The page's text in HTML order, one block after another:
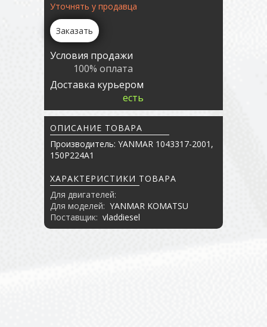
Уточнять у продавца
Заказать
Условия продажи
100% оплата
Доставка курьером
есть
ОПИСАНИЕ ТОВАРА
Производитель: YANMAR 1043317-2001,
150P224A1
ХАРАКТЕРИСТИКИ ТОВАРА
Для двигателей:
Для моделей: YANMAR KOMATSU
Поставщик: vladdiesel